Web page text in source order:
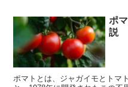
ポ
説
ポマトとは、ジャガイモとトマ